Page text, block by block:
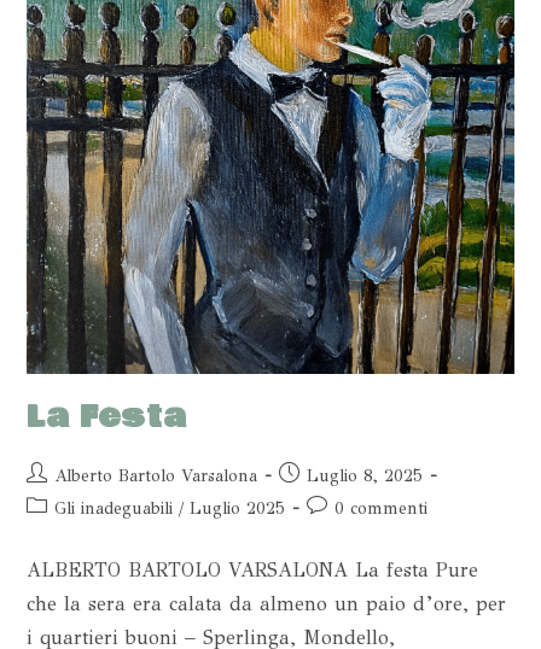
La Festa
Alberto Bartolo Varsalona
Luglio 8, 2025
Gli inadeguabili / Luglio 2025 0 commenti
ALBERTO BARTOLO VARSALONA La festa Pure
che la sera era calata da almeno un paio d’ore, per
i quartieri buoni – Sperlinga, Mondello,